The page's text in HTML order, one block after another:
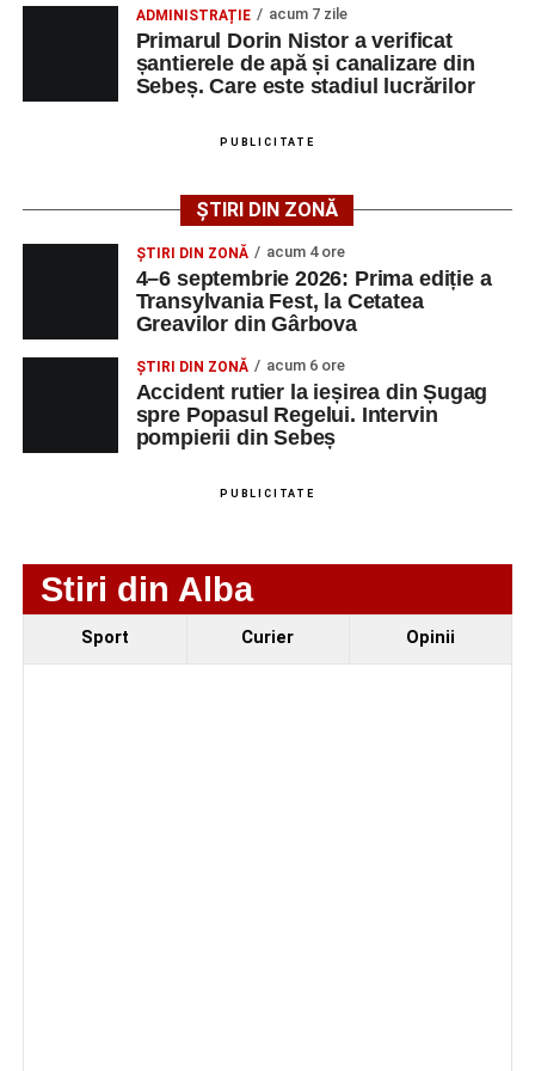
Transylvania Fest va avea loc în perioada
septembrie 2026, laCetatea Greavilor din Gârbova
Intrarea este liberă pe întreaga durată a evenimentului.
Urmărește-ne pe Google News
Ultimele știri din Sebeș
4–6 septembrie 2026: Prima ediție a Transylvania
Fest, la Cetatea Greavilor din Gârbova
Accident rutier la ieșirea din Șugag spre Popasul
Regelui. Intervin pompierii din Sebeș
Biciclist de 70 de ani, rănit într-un accident rutier
Biciclist de 70 de ani, rănit într-un accident rutier
produs pe strada Dorobanți din Sebeș
ADMINISTRAȚIE acum 7 zile
Primarul Dorin Nistor a verificat
șantierele de apă și canalizare din
Sebeș. Care este stadiul lucrărilor
PUBLICITATE
ȘTIRI DIN ZONĂ
ȘTIRI DIN ZONĂ acum 4 ore
4–6 septembrie 2026: Prima ediție a
Transylvania Fest, la Cetatea
Greavilor din Gârbova
ȘTIRI DIN ZONĂ acum 6 ore
Accident rutier la ieșirea din Șugag
spre Popasul Regelui. Intervin
pompierii din Sebeș
PUBLICITATE
Stiri din Alba
Sport Curier Opinii